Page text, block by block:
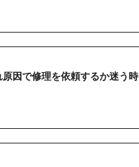
因で修理を依頼するか迷う時